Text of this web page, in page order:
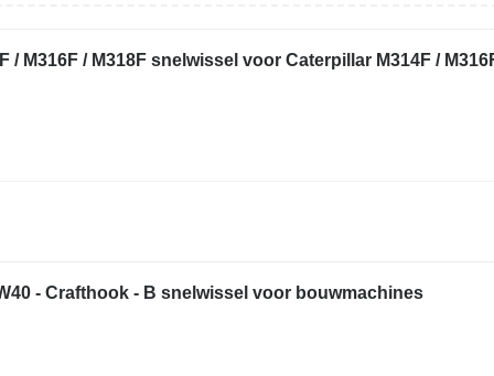
/ M316F / M318F snelwissel voor Caterpillar M314F /
- Crafthook - B snelwissel voor bouwmachines